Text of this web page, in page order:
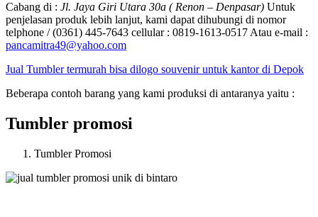
Cabang di : Jl. Jaya Giri Utara 30a ( Renon – Denpasar) Untuk
penjelasan produk lebih lanjut, kami dapat dihubungi di nomor
telphone / (0361) 445-7643 cellular : 0819-1613-0517 Atau e-mail :
pancamitra49@yahoo.com
Jual Tumbler termurah bisa dilogo souvenir untuk kantor di Depok
Beberapa contoh barang yang kami produksi di antaranya yaitu :
Tumbler promosi
Tumbler Promosi